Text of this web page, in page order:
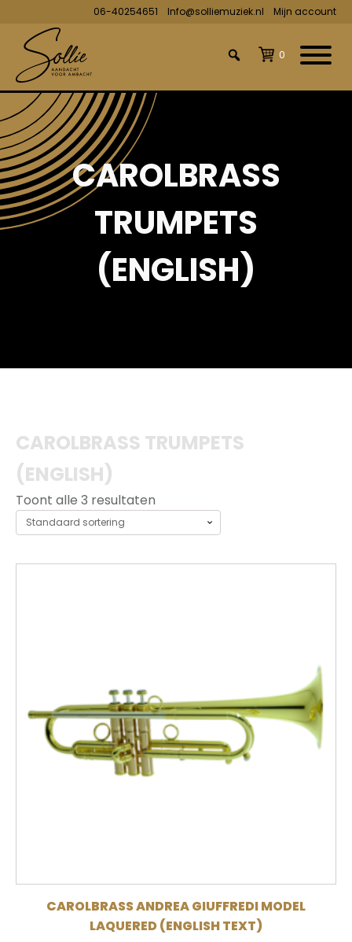
06-40254651 Info@solliemuziek.nl Mijn account
0
CAROLBRASS
TRUMPETS
(ENGLISH)
CAROLBRASS TRUMPETS
(ENGLISH)
Toont alle 3 resultaten
CAROLBRASS ANDREA GIUFFREDI MODEL
LAQUERED (ENGLISH TEXT)